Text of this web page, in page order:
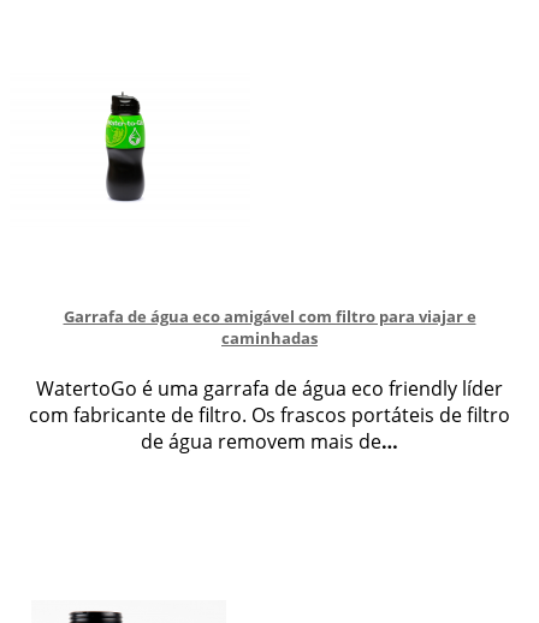
Garrafa de água eco amigável com filtro para viajar e
caminhadas
WatertoGo é uma garrafa de água eco friendly líder
com fabricante de filtro. Os frascos portáteis de filtro
de água removem mais de…